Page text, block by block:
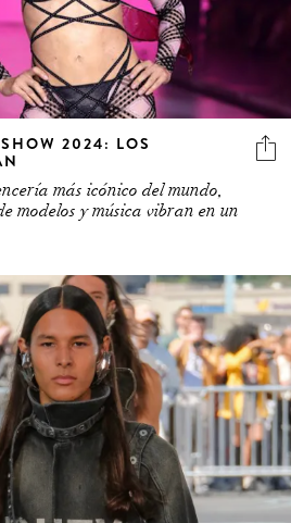
2024: LOS
más icónico del mundo,
modelos y música vibran en un